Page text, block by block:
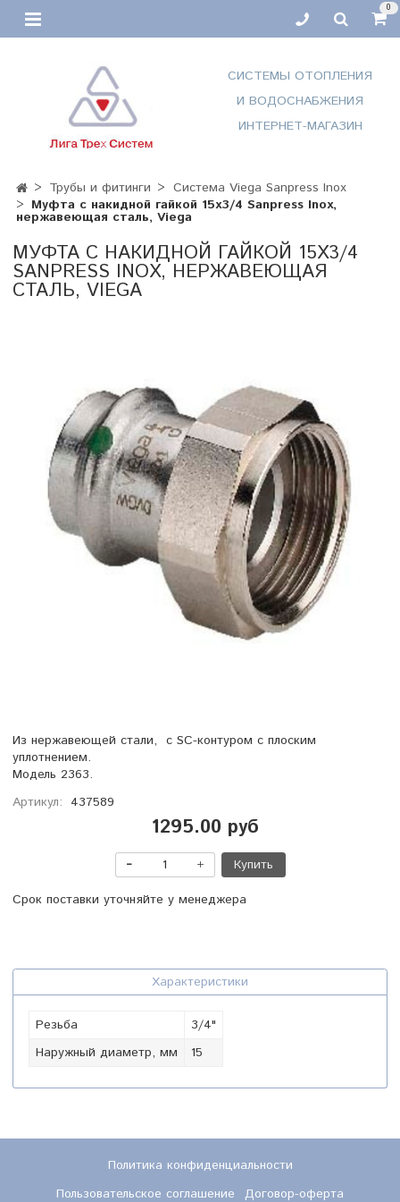
0
СИСТЕМЫ ОТОПЛЕНИЯ
И ВОДОСНАБЖЕНИЯ
ИНТЕРНЕТ-МАГАЗИН
Трубы и фитинги
Система Viega Sanpress Inox
Муфта с накидной гайкой 15х3/4 Sanpress Inox,
нержавеющая сталь, Viega
МУФТА С НАКИДНОЙ ГАЙКОЙ 15Х3/4
SANPRESS INOX, НЕРЖАВЕЮЩАЯ
СТАЛЬ, VIEGA
Из нержавеющей стали, с SC-контуром с плоским
уплотнением.
Модель 2363.
Артикул: 437589
1295.00 руб
Купить
Срок поставки уточняйте у менеджера
Характеристики
Резьба
3/4"
Наружный диаметр, мм
15
Политика конфиденциальности
Пользовательское соглашение
Договор-оферта